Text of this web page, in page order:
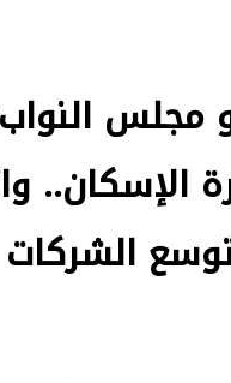
مجلس
الإسكان..